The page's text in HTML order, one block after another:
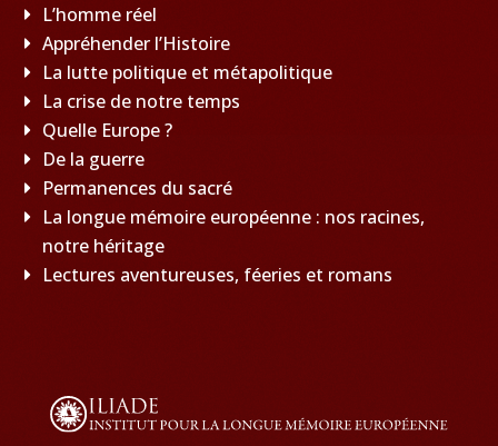
L’homme réel
Appréhender l’Histoire
La lutte politique et métapolitique
La crise de notre temps
Quelle Europe ?
De la guerre
Permanences du sacré
La longue mémoire européenne : nos racines,
notre héritage
Lectures aventureuses, féeries et romans